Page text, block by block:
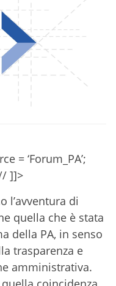
= ‘Forum_PA’;
]]>
l’avventura di
quella che è stata
della PA, in senso
trasparenza e
amministrativa.